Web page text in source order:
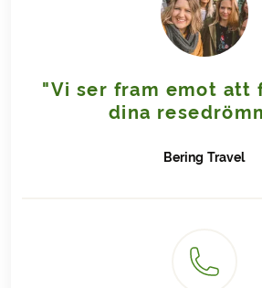
"Vi ser fram emot att
dina
Bering Travel